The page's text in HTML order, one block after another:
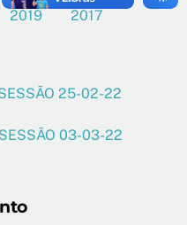
2019
2017
25-02-22
03-03-22